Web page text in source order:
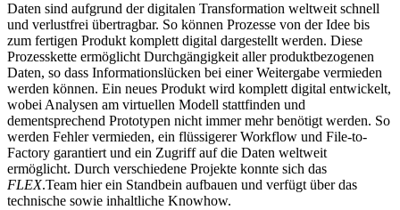
Daten sind aufgrund der digitalen Transformation weltweit schnell
und verlustfrei übertragbar. So können Prozesse von der Idee bis
zum fertigen Produkt komplett digital dargestellt werden. Diese
Prozesskette ermöglicht Durchgängigkeit aller produktbezogenen
Daten, so dass Informationslücken bei einer Weitergabe vermieden
werden können. Ein neues Produkt wird komplett digital entwickelt,
wobei Analysen am virtuellen Modell stattfinden und
dementsprechend Prototypen nicht immer mehr benötigt werden. So
werden Fehler vermieden, ein flüssigerer Workflow und File-to-
Factory garantiert und ein Zugriff auf die Daten weltweit
ermöglicht. Durch verschiedene Projekte konnte sich das
FLEX.Team hier ein Standbein aufbauen und verfügt über das
technische sowie inhaltliche Knowhow.